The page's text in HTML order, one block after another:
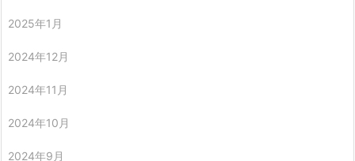
2025年1月
2024年12月
2024年11月
2024年10月
2024年9月